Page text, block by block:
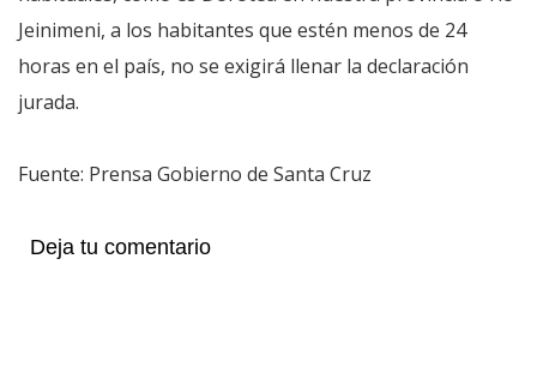
Jeinimeni, a los habitantes que estén menos de 24
horas en el país, no se exigirá llenar la declaración
jurada.
Fuente: Prensa Gobierno de Santa Cruz
Deja tu comentario